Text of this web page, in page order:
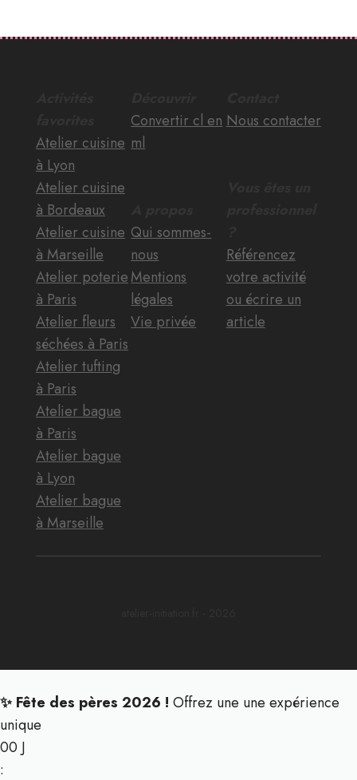
Atelier cuisine
à Lyon
Atelier cuisine
à Bordeaux
Atelier cuisine
à Marseille
Atelier poterie
à Paris
Atelier fleurs
séchées à Paris
Atelier tufting
à Paris
Atelier bague
à Paris
Atelier bague
à Lyon
Atelier bague
à Marseille
Convertir cl en
ml
Qui sommes-
nous
Mentions
légales
Vie privée
Nous contacter
Référencez
votre activité
ou écrire un
article
✨ Fête des pères 2026 ! Offrez une une expérience
unique
00 J
: